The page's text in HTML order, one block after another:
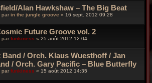
Alan Hawkshaw – The Big Beat
par in the jungle groove « 16 sept. 2012 09:28
Future Groove vol. 2
parfunkiness « 25 août 2012 12:04
Band / Orch. Klaus Wuesthoff / Jan
/ Orch. Gary Pacific – Blue Butterfly
par funkiness « 15 août 2012 14:35